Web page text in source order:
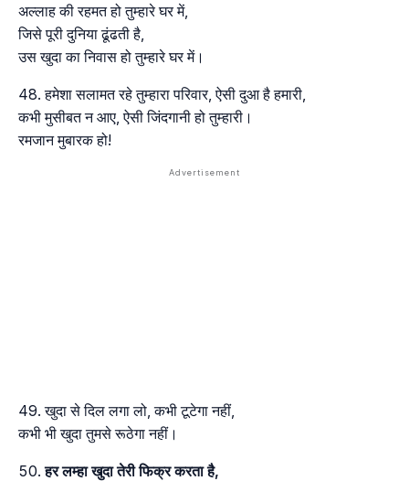
अल्लाह की रहमत हो तुम्हारे घर में,
जिसे पूरी दुनिया ढूंढती है,
उस खुदा का निवास हो तुम्हारे घर में।
हमेशा सलामत रहे तुम्हारा परिवार, ऐसी दुआ है हमारी,
कभी मुसीबत न आए, ऐसी जिंदगानी हो तुम्हारी।
रमजान मुबारक हो!
खुदा से दिल लगा लो, कभी टूटेगा नहीं,
कभी भी खुदा तुमसे रूठेगा नहीं।
हर लम्हा खुदा तेरी फिक्र करता है,